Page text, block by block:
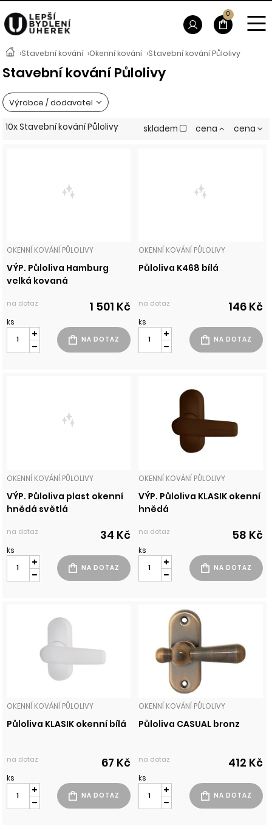
›Stavební kování ›Okenní kování ›Stavební kování Půlolivy
Stavební kování Půlolivy
Výrobce / dodavatel
skladem cena cena
10x Stavební kování Půlolivy
OKENNÍ KOVÁNÍ PŮLOLIVY
VÝP. Půloliva Hamburg
velká kovaná
na dotaz 1 501 Kč
ks
OKENNÍ KOVÁNÍ PŮLOLIVY
Půloliva K468 bílá
na dotaz 146 Kč
ks
OKENNÍ KOVÁNÍ PŮLOLIVY
VÝP. Půloliva plast okenní
hnědá světlá
na dotaz 34 Kč
ks
OKENNÍ KOVÁNÍ PŮLOLIVY
VÝP. Půloliva KLASIK okenní
hnědá
na dotaz 58 Kč
ks
OKENNÍ KOVÁNÍ PŮLOLIVY
Půloliva KLASIK okenní bílá
na dotaz 67 Kč
ks
OKENNÍ KOVÁNÍ PŮLOLIVY
Půloliva CASUAL bronz
na dotaz 412 Kč
ks
0